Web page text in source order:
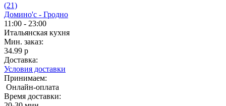
(21)
Домино'с - Гродно
11:00 - 23:00
Итальянская кухня
Мин. заказ:
34.99 р
Доставка:
Условия доставки
Принимаем:
Онлайн-оплата
Время доставки: